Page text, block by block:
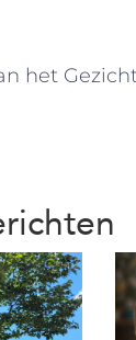
het